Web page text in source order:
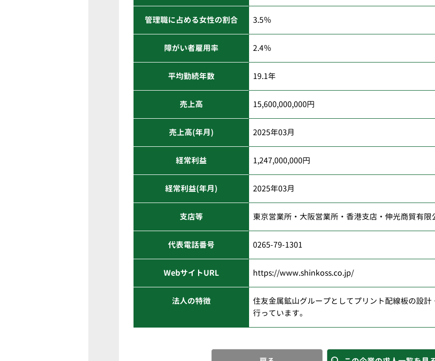
管理職に占める女性の割合 3.5％
障がい者雇用率 2.4％
平均勤続年数 19.1年
売上高 15,600,000,000円
売上高(年月) 2025年03月
経常利益 1,247,000,000円
経常利益(年月) 2025年03月
支店等 東京営業所・大阪営業所・香港支店・伸光商貿有限
代表電話番号 0265-79-1301
WebサイトURL https://www.shinkoss.co.jp/
法人の特徴
住友金属鉱山グループとしてプリント配線板の設
行っています。